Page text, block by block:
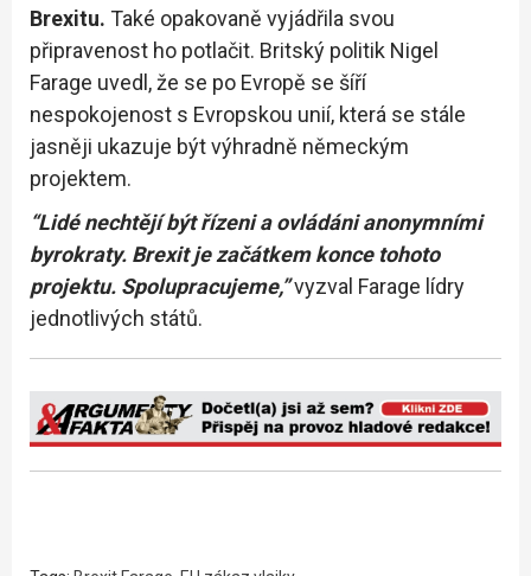
Brexitu. Také opakovaně vyjádřila svou
připravenost ho potlačit. Britský politik Nigel
Farage uvedl, že se po Evropě se šíří
nespokojenost s Evropskou unií, která se stále
jasněji ukazuje být výhradně německým
projektem.
“Lidé nechtějí být řízeni a ovládáni anonymními
byrokraty. Brexit je začátkem konce tohoto
projektu. Spolupracujeme,”vyzval Farage lídry
jednotlivých států.